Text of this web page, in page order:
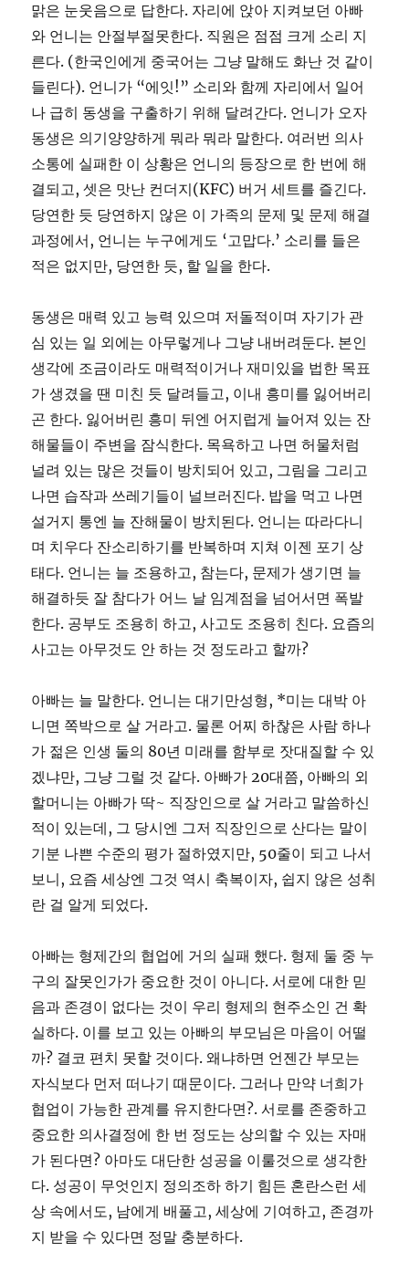
맑은 눈웃음으로 답한다. 자리에 앉아 지켜보던 아빠
와 언니는 안절부절못한다. 직원은 점점 크게 소리 지
른다. (한국인에게 중국어는 그냥 말해도 화난 것 같이
들린다). 언니가 “에잇!” 소리와 함께 자리에서 일어
나 급히 동생을 구출하기 위해 달려간다. 언니가 오자
동생은 의기양양하게 뭐라 뭐라 말한다. 여러번 의사
소통에 실패한 이 상황은 언니의 등장으로 한 번에 해
결되고, 셋은 맛난 컨더지(KFC) 버거 세트를 즐긴다.
당연한 듯 당연하지 않은 이 가족의 문제 및 문제 해결
과정에서, 언니는 누구에게도 ‘고맙다.’ 소리를 들은
적은 없지만, 당연한 듯, 할 일을 한다.
동생은 매력 있고 능력 있으며 저돌적이며 자기가 관
심 있는 일 외에는 아무렇게나 그냥 내버려둔다. 본인
생각에 조금이라도 매력적이거나 재미있을 법한 목표
가 생겼을 땐 미친 듯 달려들고, 이내 흥미를 잃어버리
곤 한다. 잃어버린 흥미 뒤엔 어지럽게 늘어져 있는 잔
해물들이 주변을 잠식한다. 목욕하고 나면 허물처럼
널려 있는 많은 것들이 방치되어 있고, 그림을 그리고
나면 습작과 쓰레기들이 널브러진다. 밥을 먹고 나면
설거지 통엔 늘 잔해물이 방치된다. 언니는 따라다니
며 치우다 잔소리하기를 반복하며 지쳐 이젠 포기 상
태다. 언니는 늘 조용하고, 참는다, 문제가 생기면 늘
해결하듯 잘 참다가 어느 날 임계점을 넘어서면 폭발
한다. 공부도 조용히 하고, 사고도 조용히 친다. 요즘의
사고는 아무것도 안 하는 것 정도라고 할까?
아빠는 늘 말한다. 언니는 대기만성형, *미는 대박 아
니면 쪽박으로 살 거라고. 물론 어찌 하찮은 사람 하나
가 젊은 인생 둘의 80년 미래를 함부로 잣대질할 수 있
겠냐만, 그냥 그럴 것 같다. 아빠가 20대쯤, 아빠의 외
할머니는 아빠가 딱~ 직장인으로 살 거라고 말씀하신
적이 있는데, 그 당시엔 그저 직장인으로 산다는 말이
기분 나쁜 수준의 평가 절하였지만, 50줄이 되고 나서
보니, 요즘 세상엔 그것 역시 축복이자, 쉽지 않은 성취
란 걸 알게 되었다.
아빠는 형제간의 협업에 거의 실패 했다. 형제 둘 중 누
구의 잘못인가가 중요한 것이 아니다. 서로에 대한 믿
음과 존경이 없다는 것이 우리 형제의 현주소인 건 확
실하다. 이를 보고 있는 아빠의 부모님은 마음이 어떨
까? 결코 편치 못할 것이다. 왜냐하면 언젠간 부모는
자식보다 먼저 떠나기 때문이다. 그러나 만약 너희가
협업이 가능한 관계를 유지한다면?. 서로를 존중하고
중요한 의사결정에 한 번 정도는 상의할 수 있는 자매
가 된다면? 아마도 대단한 성공을 이룰것으로 생각한
다. 성공이 무엇인지 정의조하 하기 힘든 혼란스런 세
상 속에서도, 남에게 배풀고, 세상에 기여하고, 존경까
지 받을 수 있다면 정말 충분하다.